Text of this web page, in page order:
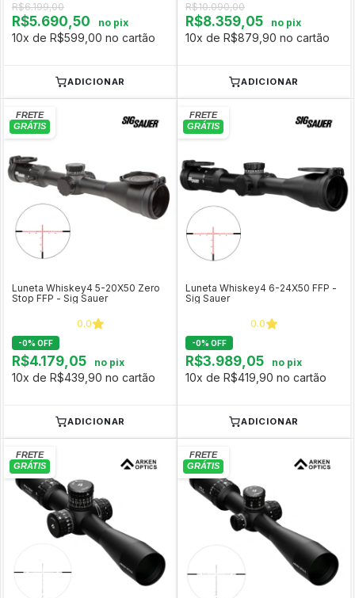
R$6.199,00
R$5.690,50 no pix
10x de R$599,00 no cartão
ADICIONAR
R$10.090,00
R$8.359,05 no pix
10x de R$879,90 no cartão
ADICIONAR
Luneta Whiskey4 5-20X50 Zero
Stop FFP - Sig Sauer
0.0
-0% OFF
R$4.179,05 no pix
10x de R$439,90 no cartão
ADICIONAR
Luneta Whiskey4 6-24X50 FFP -
Sig Sauer
0.0
-0% OFF
R$3.989,05 no pix
10x de R$419,90 no cartão
ADICIONAR